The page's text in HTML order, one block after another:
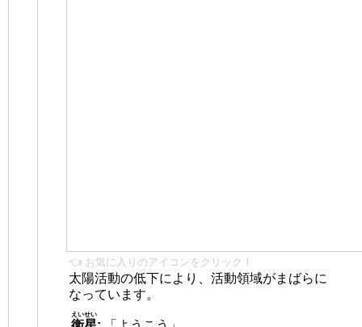
👈 お気に入りのアイコンをクリック！
太陽活動の低下により、活動領域がまばらに
なっています。
えいせい